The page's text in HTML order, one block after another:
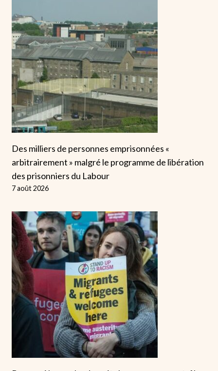
Des milliers de personnes emprisonnées «
arbitrairement » malgré le programme de libération
des prisonniers du Labour
7 août 2026